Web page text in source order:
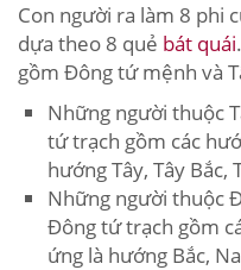
Con người ra làm 8 phi
dựa theo 8 quẻ bát quái
gồm Đông tứ mệnh và
Những người thuộc
tứ trạch gồm các
hướng Tây, Tây Bắc,
Những người thuộc
Đông tứ trạch gồm
ứng là hướng Bắc,